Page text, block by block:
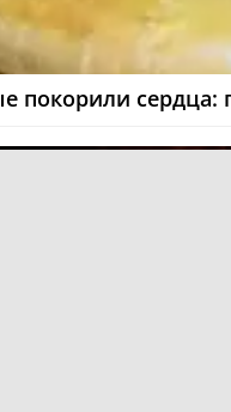
покорили сердца: